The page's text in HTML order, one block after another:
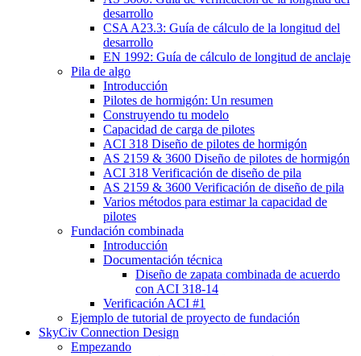
desarrollo
CSA A23.3: Guía de cálculo de la longitud del
desarrollo
EN 1992: Guía de cálculo de longitud de anclaje
Pila de algo
Introducción
Pilotes de hormigón: Un resumen
Construyendo tu modelo
Capacidad de carga de pilotes
ACI 318 Diseño de pilotes de hormigón
AS 2159 & 3600 Diseño de pilotes de hormigón
ACI 318 Verificación de diseño de pila
AS 2159 & 3600 Verificación de diseño de pila
Varios métodos para estimar la capacidad de
pilotes
Fundación combinada
Introducción
Documentación técnica
Diseño de zapata combinada de acuerdo
con ACI 318-14
Verificación ACI #1
Ejemplo de tutorial de proyecto de fundación
SkyCiv Connection Design
Empezando